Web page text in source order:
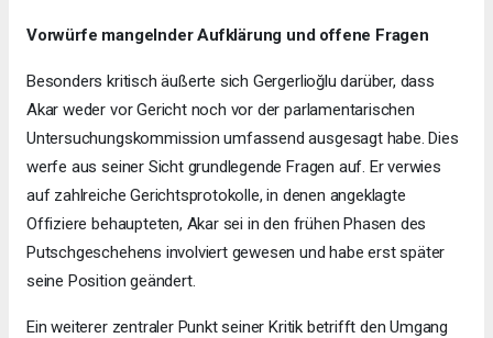
Vorwürfe mangelnder Aufklärung und offene Fragen
Besonders kritisch äußerte sich Gergerlioğlu darüber, dass
Akar weder vor Gericht noch vor der parlamentarischen
Untersuchungskommission umfassend ausgesagt habe. Dies
werfe aus seiner Sicht grundlegende Fragen auf. Er verwies
auf zahlreiche Gerichtsprotokolle, in denen angeklagte
Offiziere behaupteten, Akar sei in den frühen Phasen des
Putschgeschehens involviert gewesen und habe erst später
seine Position geändert.
Ein weiterer zentraler Punkt seiner Kritik betrifft den Umgang